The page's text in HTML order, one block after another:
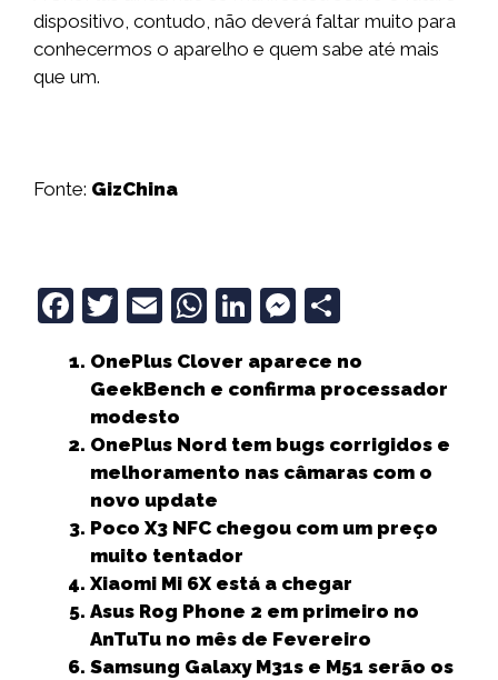
dispositivo, contudo, não deverá faltar muito para
conhecermos o aparelho e quem sabe até mais
que um.
Fonte: GizChina
F
c
e
b
o
o
k
T
it
t
e
r
E
ai
l
W
a
A
p
p
Li
k
dI
n
M
ss
n
g
e
a
e
OnePlus Clover aparece no
GeekBench e confirma processador
modesto
OnePlus Nord tem bugs corrigidos e
melhoramento nas câmaras com o
novo update
Poco X3 NFC chegou com um preço
muito tentador
Xiaomi Mi 6X está a chegar
Asus Rog Phone 2 em primeiro no
AnTuTu no mês de Fevereiro
Samsung Galaxy M31s e M51 serão os